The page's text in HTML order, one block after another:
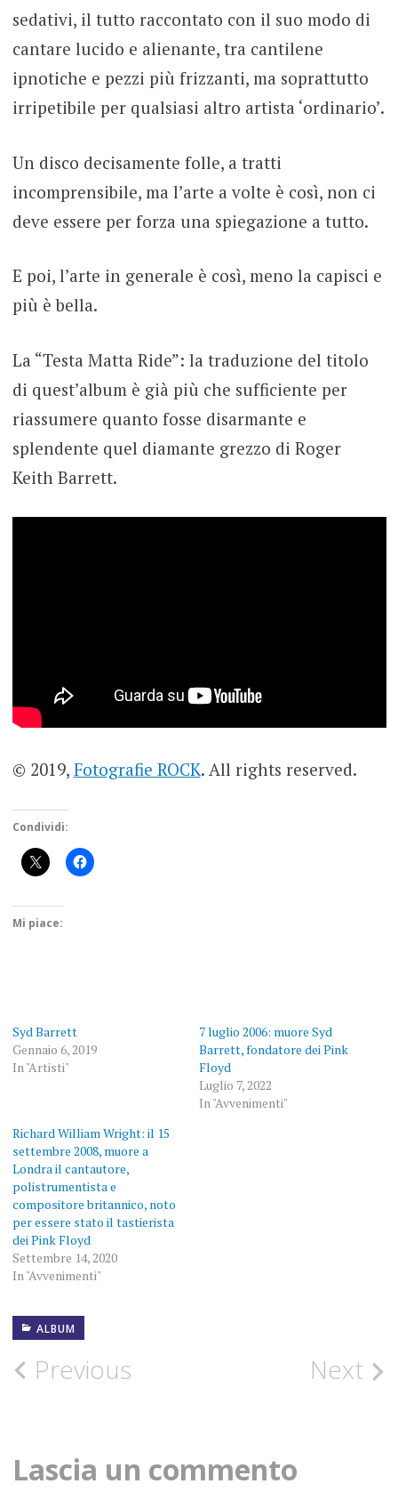
sedativi, il tutto raccontato con il suo modo di
cantare lucido e alienante, tra cantilene
ipnotiche e pezzi più frizzanti, ma soprattutto
irripetibile per qualsiasi altro artista ‘ordinario’.
Un disco decisamente folle, a tratti
incomprensibile, ma l’arte a volte è così, non ci
deve essere per forza una spiegazione a tutto.
E poi, l’arte in generale è così, meno la capisci e
più è bella.
La “Testa Matta Ride”: la traduzione del titolo
di quest’album è già più che sufficiente per
riassumere quanto fosse disarmante e
splendente quel diamante grezzo di Roger
Keith Barrett.
© 2019, Fotografie ROCK. All rights reserved.
Condividi:
Mi piace:
Syd Barrett
Gennaio 6, 2019
In "Artisti"
7 luglio 2006: muore Syd
Barrett, fondatore dei Pink
Floyd
Luglio 7, 2022
In "Avvenimenti"
Richard William Wright: il 15
settembre 2008, muore a
Londra il cantautore,
polistrumentista e
compositore britannico, noto
per essere stato il tastierista
dei Pink Floyd
Settembre 14, 2020
In "Avvenimenti"
ALBUM
FOTOGRAFIE
PINK
SYD
Post
Previous Next
Lascia un commento